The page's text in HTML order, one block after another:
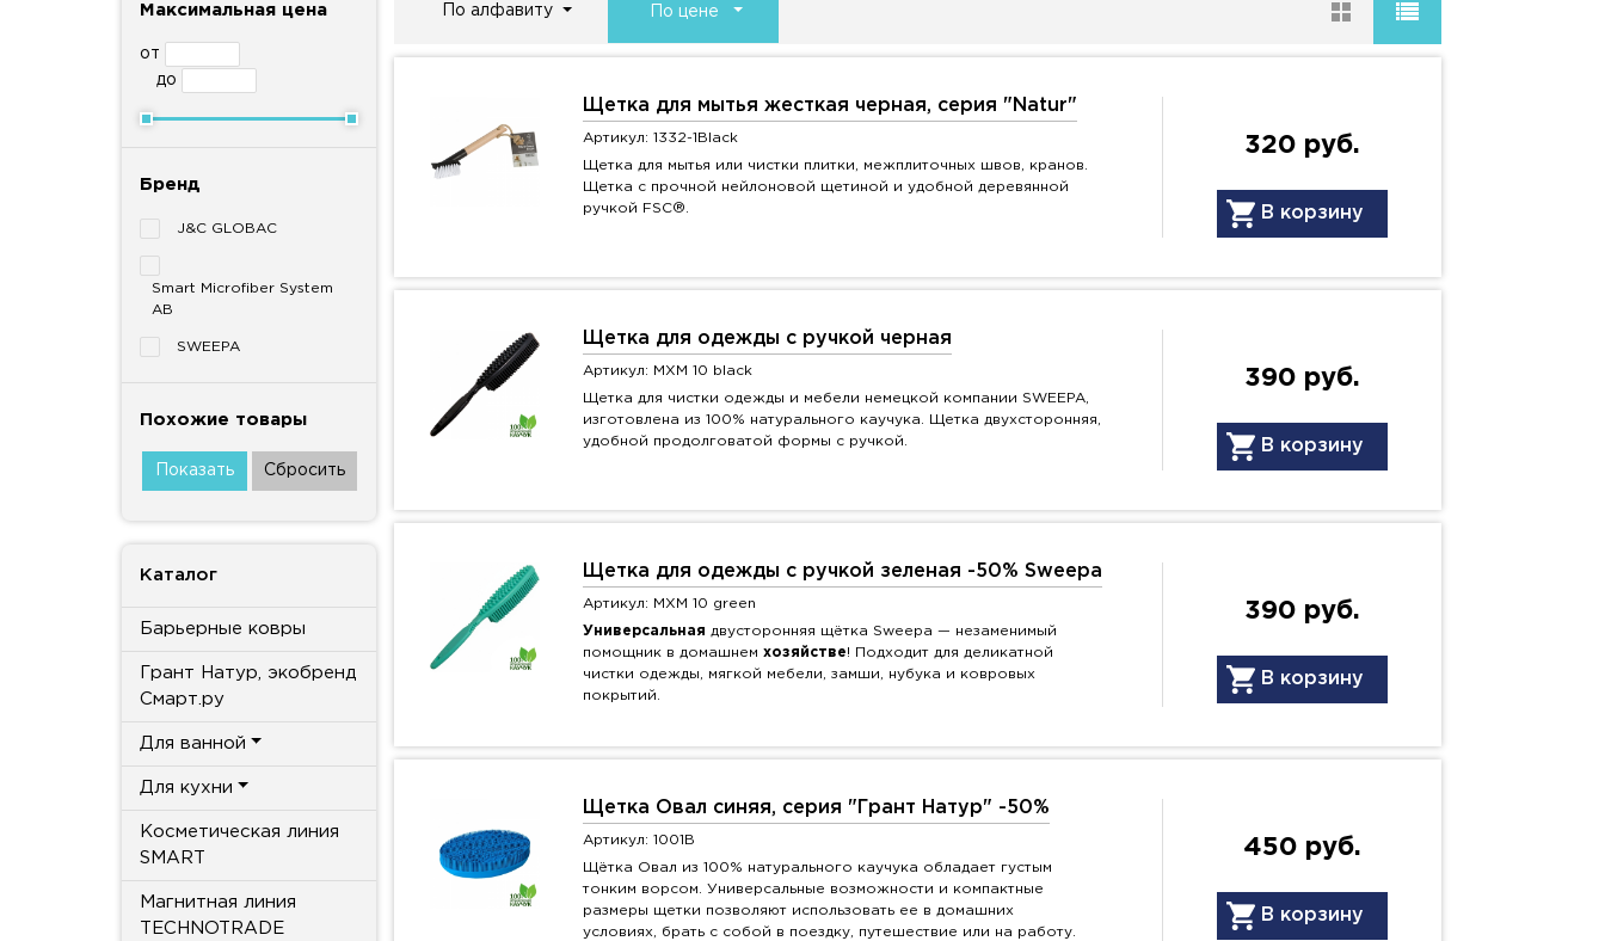
Максимальная цена
от
до
Бренд
J&C GLOBAC
Smart Microfiber System
AB
SWEEPA
Похожие товары
Каталог
Барьерные ковры
Грант Натур, экобренд
Смарт.ру
Для ванной
Для кухни
Косметическая линия
SMART
Магнитная линия
TECHNOTRADE
По алфавиту По цене
Щетка для мытья жесткая черная, серия "Natur"
Артикул: 1332-1Black
Щетка для мытья или чистки плитки, межплиточных швов, кранов.
Щетка с прочной нейлоновой щетиной и удобной деревянной
ручкой FSC®.
320 руб.
В корзину
Щетка для одежды с ручкой черная
Артикул: MXM 10 black
Щетка для чистки одежды и мебели немецкой компании SWEEPA,
изготовлена из 100% натурального каучука. Щетка двухсторонняя,
удобной продолговатой формы с ручкой.
390 руб.
В корзину
Щетка для одежды с ручкой зеленая -50% Sweepa
Артикул: MXM 10 green
Универсальная двусторонняя щётка Sweepa — незаменимый
помощник в домашнем хозяйстве! Подходит для деликатной
чистки одежды, мягкой мебели, замши, нубука и ковровых
покрытий.
390 руб.
В корзину
Щетка Овал синяя, серия "Грант Натур" -50%
Артикул: 1001B
Щётка Овал из 100% натурального каучука обладает густым
тонким ворсом. Универсальные возможности и компактные
размеры щетки позволяют использовать ее в домашних
условиях, брать с собой в поездку, путешествие или на работу.
450 руб.
В корзину